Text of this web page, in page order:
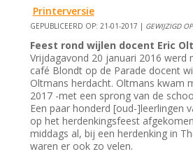
Printerversie
GEPUBLICEERD OP: 21-01-2017 | GEWIJZIGD
Feest rond wijlen docent Eric
Vrijdagavond 20 januari 2016 werd
café Blondt op de Parade docent
Oltmans herdacht. Oltmans kwam
2017 -met een sprong van de
Een paar honderd [oud-]leerlingen
op het herdenkingsfeest
middags al, bij een herdenking in
waren er ook zo velen.